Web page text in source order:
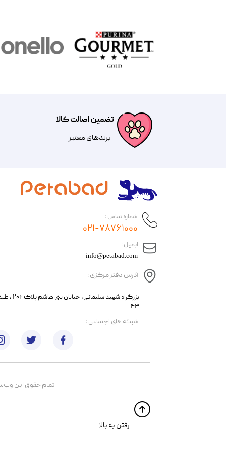
تضمین اصالت کالا
​​برندهای معتبر​​​​​​​
​ایمیل :
آدرس دفتر مرکزی :
info@petabad.com
​​بزرگراه شهید
۴۳
شماره تماس :
۰۲۱-۷۸۷۶۱۰۰۰
تمام حقوق اين
​​رفتن به بالا
​شبکه های اجتماعی :